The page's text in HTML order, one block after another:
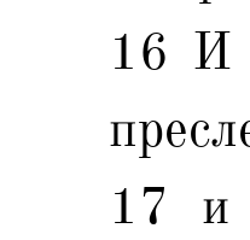
16 И
17 и